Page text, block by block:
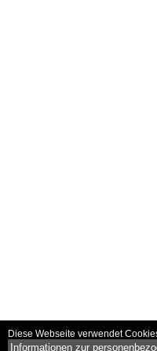
Diese Webseite verwendet
Informationen zur